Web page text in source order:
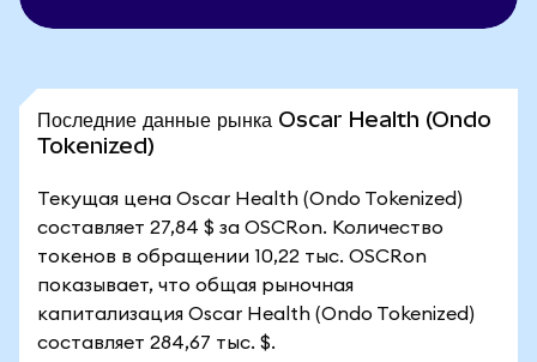
Последние данные рынка Oscar Health (Ondo
Tokenized)
Текущая цена Oscar Health (Ondo Tokenized)
составляет 27,84 $ за OSCRon. Количество
токенов в обращении 10,22 тыс. OSCRon
показывает, что общая рыночная
капитализация Oscar Health (Ondo Tokenized)
составляет 284,67 тыс. $.